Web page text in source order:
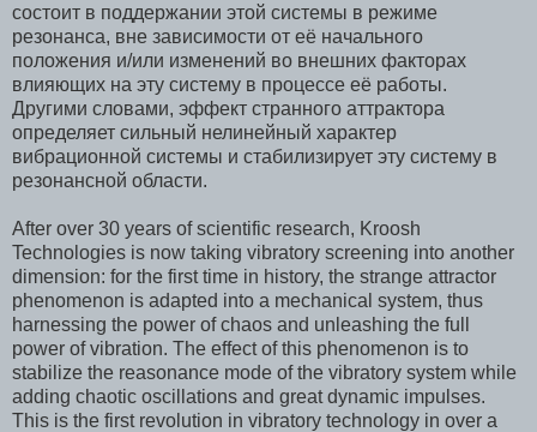
состоит в поддержании этой системы в режиме
резонанса, вне зависимости от её начального
положения и/или изменений во внешних факторах
влияющих на эту систему в процессе её работы.
Другими словами, эффект странного аттрактора
определяет сильный нелинейный характер
вибрационной системы и стабилизирует эту систему в
резонансной области.
After over 30 years of scientific research, Kroosh
Technologies is now taking vibratory screening into another
dimension: for the first time in history, the strange attractor
phenomenon is adapted into a mechanical system, thus
harnessing the power of chaos and unleashing the full
power of vibration. The effect of this phenomenon is to
stabilize the reasonance mode of the vibratory system while
adding chaotic oscillations and great dynamic impulses.
This is the first revolution in vibratory technology in over a